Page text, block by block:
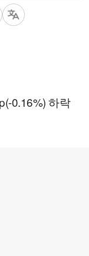
0.16%) 하락